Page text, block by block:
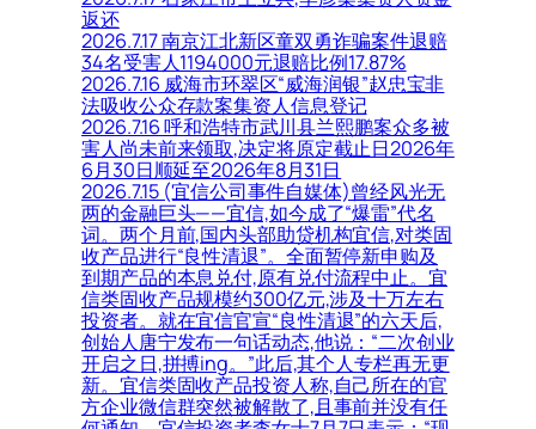
返还
2026.7.17 南京江北新区童双勇诈骗案件退赔
34名受害人1194000元退赔比例17.87%
2026.7.16 威海市环翠区“威海润银”赵忠宝非
法吸收公众存款案集资人信息登记
2026.7.16 呼和浩特市武川县兰熙鹏案众多被
害人尚未前来领取,决定将原定截止日2026年
6月30日顺延至2026年8月31日
2026.7.15 (宜信公司事件自媒体)曾经风光无
两的金融巨头——宜信,如今成了“爆雷”代名
词。两个月前,国内头部助贷机构宜信,对类固
收产品进行“良性清退”。全面暂停新申购及
到期产品的本息兑付,原有兑付流程中止。宜
信类固收产品规模约300亿元,涉及十万左右
投资者。就在宜信官宣“良性清退”的六天后,
创始人唐宁发布一句话动态,他说：“二次创业
开启之日,拼搏ing。”此后,其个人专栏再无更
新。宜信类固收产品投资人称,自己所在的官
方企业微信群突然被解散了,且事前并没有任